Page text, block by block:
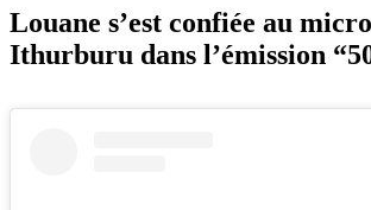
Louane s’est confiée au
Ithurburu dans l’émission